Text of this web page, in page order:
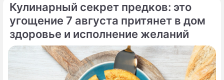
Кулинарный секрет предков: это
угощение 7 августа притянет в дом
здоровье и исполнение желаний